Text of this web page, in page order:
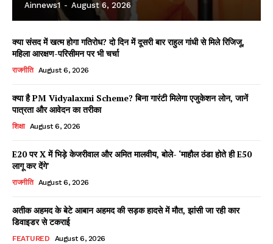
Facebook
X WhatsApp
Read Latest News on AIN
Ainnews1 - August 6, 2026
क्या संसद में खत्म होगा गतिरोध? दो दिन में दूसरी बार राहुल गांधी से मिले रिजिजू,
महिला आरक्षण-परिसीमन पर भी चर्चा
राजनीति August 6, 2026
क्या है PM Vidyalaxmi Scheme? बिना गारंटी मिलेगा एजुकेशन लोन, जानें
पात्रता और आवेदन का तरीका
शिक्षा August 6, 2026
E20 पर X में भिड़े केजरीवाल और अमित मालवीय, बोले- ‘माहौल ठंडा होते ही E50
लागू कर देंगे’
राजनीति August 6, 2026
अतीक अहमद के बेटे आबान अहमद की सड़क हादसे में मौत, झांसी जा रही कार
डिवाइडर से टकराई
FEATURED August 6, 2026